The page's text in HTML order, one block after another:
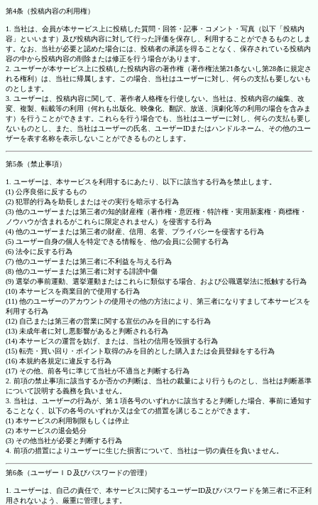
第4条（投稿内容の利用権）
1. 当社は、会員が本サービス上に投稿した質問・回答・記事・コメント・写真（以下「投稿内
容」といいます）及び投稿内容に対して行った評価を保存し、利用することができるものとしま
す。なお、当社が必要と認めた場合には、投稿者の承諾を得ることなく、保存されている投稿内
容の中から投稿内容の削除または修正を行う場合があります。
2. ユーザーが本サービス上に投稿した投稿内容の著作権（著作権法第21条ないし第28条に規定さ
れる権利）は、当社に帰属します。この場合、当社はユーザーに対し、何らの支払も要しないも
のとします。
3. ユーザーは、投稿内容に関して、著作者人格権を行使しない。当社は、投稿内容の編集、改
変、複製、転載等の利用（何れも出版化、映像化、翻訳、放送、演劇化等の利用の場合を含みま
す）を行うことができます。これらを行う場合でも、当社はユーザーに対し、何らの支払も要し
ないものとし、また、当社はユーザーの氏名、ユーザーIDまたはハンドルネーム、その他のユー
ザーを表す名称を表示しないことができるものとします。
第5条（禁止事項）
1. ユーザーは、本サービスを利用するにあたり、以下に該当する行為を禁止します。
(1) 公序良俗に反するもの
(2) 犯罪的行為を助長しまたはその実行を暗示する行為
(3) 他のユーザーまたは第三者の知的財産権（著作権・意匠権・特許権・実用新案権・商標権・
ノウハウが含まれるがこれらに限定されません）を侵害する行為
(4) 他のユーザーまたは第三者の財産、信用、名誉、プライバシーを侵害する行為
(5) ユーザー自身の個人を特定できる情報を、他の会員に公開する行為
(6) 法令に反する行為
(7) 他のユーザーまたは第三者に不利益を与える行為
(8) 他のユーザーまたは第三者に対する誹謗中傷
(9) 選挙の事前運動、選挙運動またはこれらに類似する場合、および公職選挙法に抵触する行為
(10) 本サービスを商業目的で使用する行為
(11) 他のユーザーのアカウントの使用その他の方法により、第三者になりすまして本サービスを
利用する行為
(12) 自己または第三者の営業に関する宣伝のみを目的にする行為
(13) 未成年者に対し悪影響があると判断される行為
(14) 本サービスの運営を妨げ、または、当社の信用を毀損する行為
(15) 転売・買い回り・ポイント取得のみを目的とした購入または会員登録をする行為
(16) 本規約各規定に違反する行為
(17) その他、前各号に準じて当社が不適当と判断する行為
2. 前項の禁止事項に該当するか否かの判断は、当社の裁量により行うものとし、当社は判断基準
について説明する義務を負いません。
3. 当社は、ユーザーの行為が、第１項各号のいずれかに該当すると判断した場合、事前に通知す
ることなく、以下の各号のいずれか又は全ての措置を講じることができます。
(1) 本サービスの利用制限もしくは停止
(2) 本サービスの退会処分
(3) その他当社が必要と判断する行為
4. 前項の措置によりユーザーに生じた損害について、当社は一切の責任を負いません。
第6条（ユーザーＩＤ及びパスワードの管理）
1. ユーザーは、自己の責任で、本サービスに関するユーザーID及びパスワードを第三者に不正利
用されないよう、厳重に管理します。